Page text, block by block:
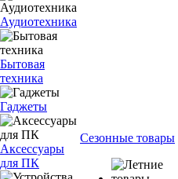
Аудиотехника
Бытовая
техника
Гаджеты
Аксессуары
для ПК
Сезонные товары